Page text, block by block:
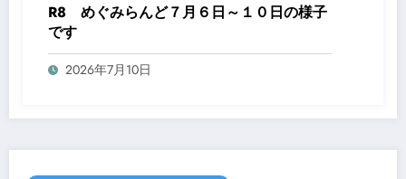
R8 めぐみらんど７月６日～１０日の様子
です
2026年7月10日